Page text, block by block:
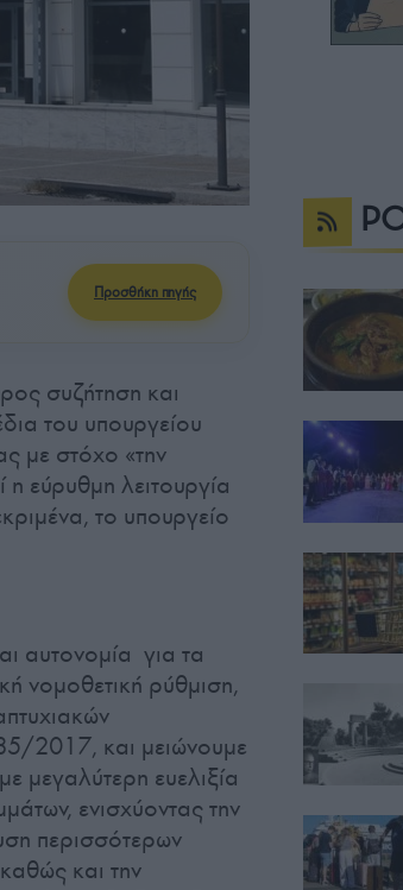
Προσθήκη πηγής
συζήτηση και
του υπουργείου
με στόχο «την
εύρυθμη λειτουργία
το υπουργείο
αυτονομία για τα
νομοθετική ρύθμιση,
2017, και μειώνουμε
μεγαλύτερη ευελιξία
ενισχύοντας την
περισσότερων
και την